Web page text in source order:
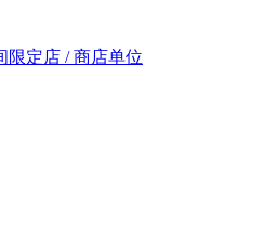
限定店 / 商店单位